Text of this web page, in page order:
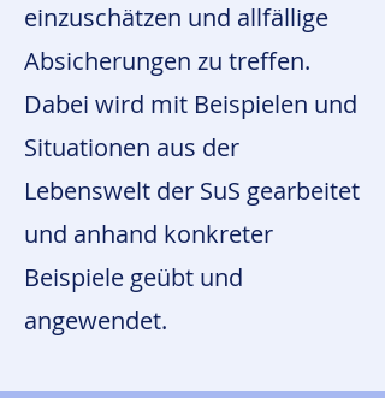
einzuschätzen und allfällige
Absicherungen zu treffen.
Dabei wird mit Beispielen und
Situationen aus der
Lebenswelt der SuS gearbeitet
und anhand konkreter
Beispiele geübt und
angewendet.